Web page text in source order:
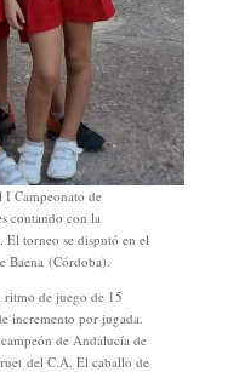
I Campeonato de
contando con la
El torneo se disputó en el
Baena (Córdoba).
ritmo de juego de 15
incremento por jugada.
de Andalucía de
del C.A. El caballo de